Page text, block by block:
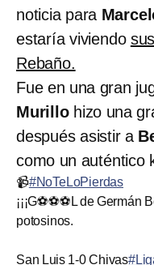
noticia para
estaría viviendo
Rebaño.
Fue en una gran
Murillohizo una
después asistir a
como un auténtico
📹#NoTeLoPierdas
¡¡¡G⚽⚽⚽L de
potosinos.
San Luis 1-0 Chivas